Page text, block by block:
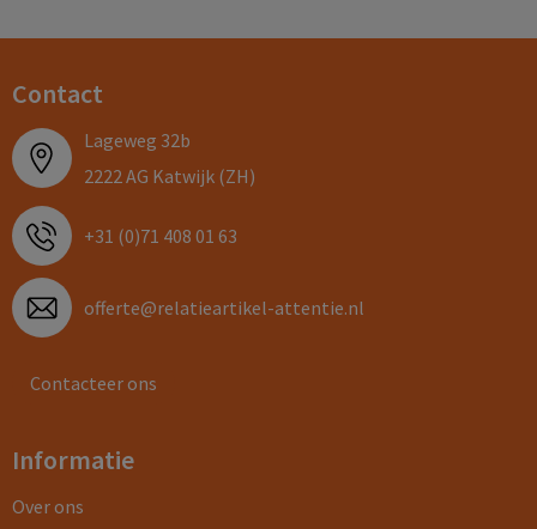
Contact
Lageweg 32b
2222 AG Katwijk (ZH)
+31 (0)71 408 01 63
offerte@relatieartikel-attentie.nl
Contacteer ons
Informatie
Over ons